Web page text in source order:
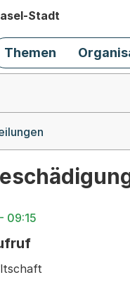
Stadt
Themen
09:15